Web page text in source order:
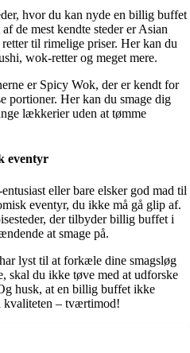
hvor du kan nyde en billig buffet
de mest kendte steder er Asian
til rimelige priser. Her kan du
wok-retter og meget mere.
er Spicy Wok, der er kendt for
portioner. Her kan du smage dig
lækkerier uden at tømme
eventyr
eller bare elsker god mad til
eventyr, du ikke må gå glip af.
der tilbyder billig buffet i
at smage på.
lyst til at forkæle dine smagsløg
skal du ikke tøve med at udforske
husk, at en billig buffet ikke
kvaliteten – tværtimod!